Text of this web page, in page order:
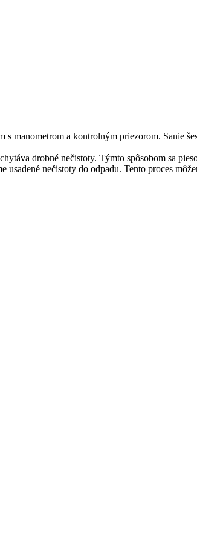
manometrom a kontrolným priezorom. Sanie
drobné nečistoty. Týmto spôsobom sa
nečistoty do odpadu. Tento proces